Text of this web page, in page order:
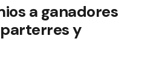
a ganadores
y